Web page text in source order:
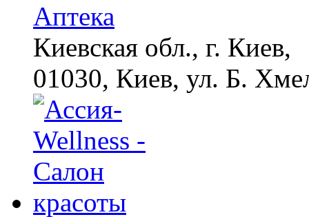
Аптека
Киевская обл., г. Киев,
01030, Киев, ул. Б.